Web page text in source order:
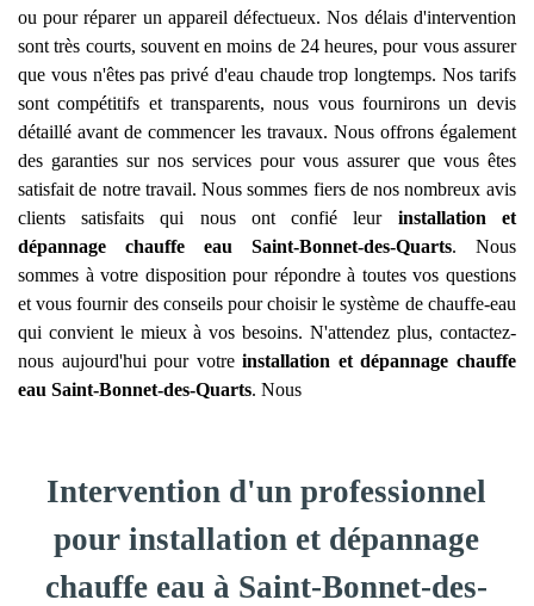
ou pour réparer un appareil défectueux. Nos délais d'intervention
sont très courts, souvent en moins de 24 heures, pour vous assurer
que vous n'êtes pas privé d'eau chaude trop longtemps. Nos tarifs
sont compétitifs et transparents, nous vous fournirons un devis
détaillé avant de commencer les travaux. Nous offrons également
des garanties sur nos services pour vous assurer que vous êtes
satisfait de notre travail. Nous sommes fiers de nos nombreux avis
clients satisfaits qui nous ont confié leur installation et
dépannage chauffe eau
Saint-Bonnet-des-Quarts. Nous
sommes à votre disposition pour répondre à toutes vos questions
et vous fournir des conseils pour choisir le système de chauffe-eau
qui convient le mieux à vos besoins. N'attendez plus, contactez-
nous aujourd'hui pour votreinstallation et dépannage chauffe
eau Saint-Bonnet-des-Quarts. Nous
Intervention d'un professionnel
pour installation et dépannage
chauffe eau à Saint-Bonnet-des-